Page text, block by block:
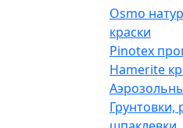
Osmo
краски
Pinotex
Hamerite
Грунтовки,